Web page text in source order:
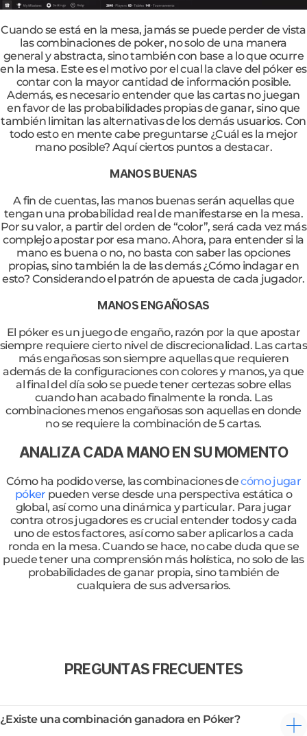
Cuando se está en la mesa, jamás se puede perder de vista
las combinaciones de poker, no solo de una manera
general y abstracta, sino también con base a lo que ocurre
en la mesa. Este es el motivo por el cual la clave del póker es
contar con la mayor cantidad de información posible.
Además, es necesario entender que las cartas no juegan
en favor de las probabilidades propias de ganar, sino que
también limitan las alternativas de los demás usuarios. Con
todo esto en mente cabe preguntarse ¿Cuál es la mejor
mano posible? Aquí ciertos puntos a destacar.
MANOS BUENAS
A fin de cuentas, las manos buenas serán aquellas que
tengan una probabilidad real de manifestarse en la mesa.
Por su valor, a partir del orden de “color”, será cada vez más
complejo apostar por esa mano. Ahora, para entender si la
mano es buena o no, no basta con saber las opciones
propias, sino también la de las demás ¿Cómo indagar en
esto? Considerando el patrón de apuesta de cada jugador.
MANOS ENGAÑOSAS
El póker es un juego de engaño, razón por la que apostar
siempre requiere cierto nivel de discrecionalidad. Las cartas
más engañosas son siempre aquellas que requieren
además de la configuraciones con colores y manos, ya que
al final del día solo se puede tener certezas sobre ellas
cuando han acabado finalmente la ronda. Las
combinaciones menos engañosas son aquellas en donde
no se requiere la combinación de 5 cartas.
ANALIZA CADA MANO EN SU MOMENTO
Cómo ha podido verse, las combinaciones decómo jugar
póker pueden verse desde una perspectiva estática o
global, así como una dinámica y particular. Para jugar
contra otros jugadores es crucial entender todos y cada
uno de estos factores, así como saber aplicarlos a cada
ronda en la mesa. Cuando se hace, no cabe duda que se
puede tener una comprensión más holística, no solo de las
probabilidades de ganar propia, sino también de
cualquiera de sus adversarios.
PREGUNTAS FRECUENTES
¿Existe una combinación ganadora en Póker?